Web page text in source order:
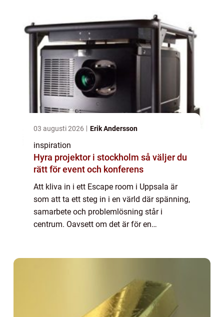
03 augusti 2026 Erik Andersson
inspiration
Hyra projektor i stockholm så väljer du
rätt för event och konferens
Att kliva in i ett Escape room i Uppsala är
som att ta ett steg in i en värld där spänning,
samarbete och problemlösning står i
centrum. Oavsett om det är för en